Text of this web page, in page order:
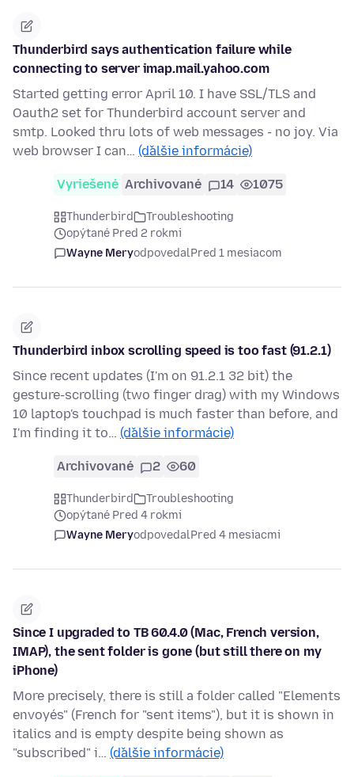
Thunderbird says authentication failure while
connecting to server imap.mail.yahoo.com
Started getting error April 10. I have SSL/TLS and
Oauth2 set for Thunderbird account server and
smtp. Looked thru lots of web messages - no joy. Via
web browser I can… (ďalšie informácie)
Vyriešené Archivované 14 1075
Thunderbird
Troubleshooting
opýtané Pred 2 rokmi
Wayne MeryodpovedalPred 1 mesiacom
Thunderbird inbox scrolling speed is too fast (91.2.1)
Since recent updates (I'm on 91.2.1 32 bit) the
gesture-scrolling (two finger drag) with my Windows
10 laptop's touchpad is much faster than before, and
I'm finding it to… (ďalšie informácie)
Archivované 2 60
Thunderbird
Troubleshooting
opýtané Pred 4 rokmi
Wayne MeryodpovedalPred 4 mesiacmi
Since I upgraded to TB 60.4.0 (Mac, French version,
IMAP), the sent folder is gone (but still there on my
iPhone)
More precisely, there is still a folder called "Elements
envoyés" (French for "sent items"), but it is shown in
italics and is empty despite being shown as
"subscribed" i… (ďalšie informácie)